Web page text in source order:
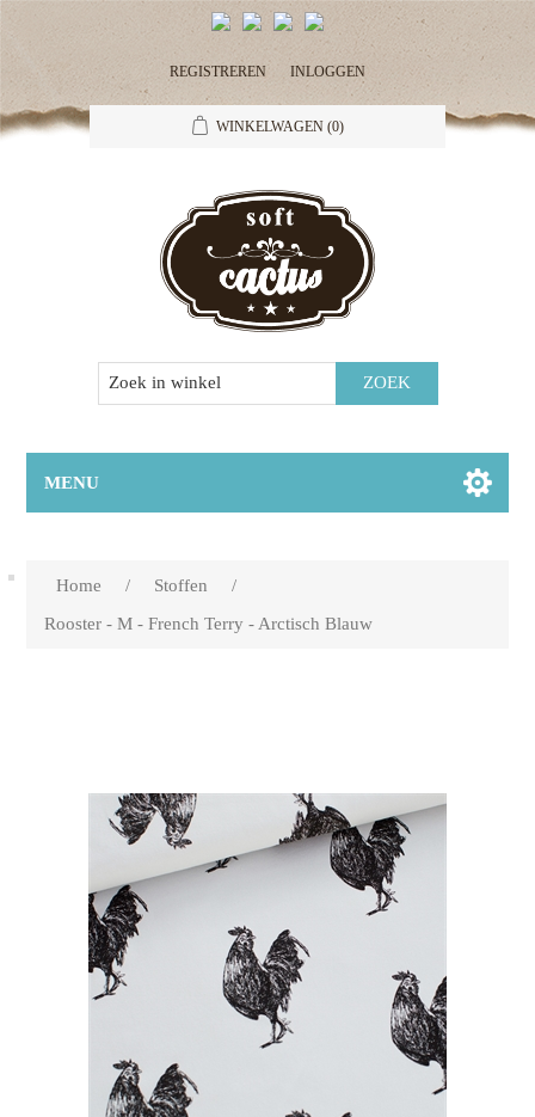
REGISTREREN INLOGGEN
WINKELWAGEN (0)
MENU
Home / Stoffen
/
Rooster - M - French Terry - Arctisch Blauw